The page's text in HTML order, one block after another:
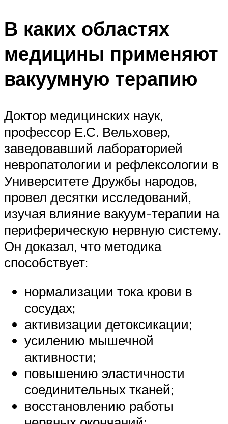
В каких областях
медицины применяют
вакуумную терапию
Доктор медицинских наук,
профессор Е.С. Вельховер,
заведовавший лабораторией
невропатологии и рефлексологии в
Университете Дружбы народов,
провел десятки исследований,
изучая влияние вакуум-терапии на
периферическую нервную систему.
Он доказал, что методика
способствует:
нормализации тока крови в
сосудах;
активизации детоксикации;
усилению мышечной
активности;
повышению эластичности
соединительных тканей;
восстановлению работы